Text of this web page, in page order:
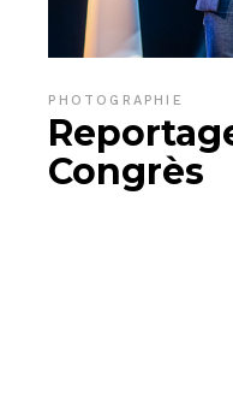
PHOTOGRAPHIE
Congrès